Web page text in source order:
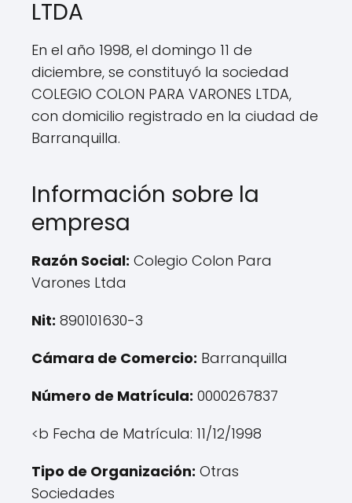
LTDA
En el año 1998, el domingo 11 de
diciembre, se constituyó la sociedad
COLEGIO COLON PARA VARONES LTDA,
con domicilio registrado en la ciudad de
Barranquilla.
Información sobre la
empresa
Razón Social: Colegio Colon Para
Varones Ltda
Nit: 890101630-3
Cámara de Comercio: Barranquilla
Número de Matrícula: 0000267837
<b Fecha de Matrícula: 11/12/1998
Tipo de Organización: Otras
Sociedades